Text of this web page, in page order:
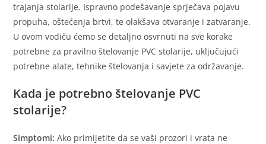
trajanja stolarije. Ispravno podešavanje sprječava pojavu
propuha, oštećenja brtvi, te olakšava otvaranje i zatvaranje.
U ovom vodiču ćemo se detaljno osvrnuti na sve korake
potrebne za pravilno štelovanje PVC stolarije, uključujući
potrebne alate, tehnike štelovanja i savjete za održavanje.
Kada je potrebno štelovanje PVC
stolarije?
Simptomi: Ako primijetite da se vaši prozori i vrata ne